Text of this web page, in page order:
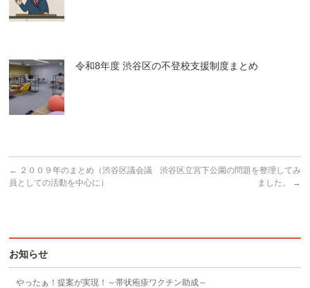
令和8年度 渋谷区の不登校支援制度まとめ
← ２００９年のまとめ（渋谷区議会議
員としての活動を中心に）
渋谷区立宮下公園の問題を整理してみ
ました。
→
お知らせ
やったぁ！提案が実現！～帯状疱疹ワクチン助成～